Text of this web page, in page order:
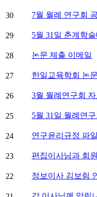
30 7월 월례 연구회 공
29 5월 31일 춘계학
28 논문 제출 이메일
27 한일교육학회 논
26 3월 월례연구회
25 5월 31일 월례연
24 연구윤리규정 파
23 편집이사님과 회
22 정보이사 김보림